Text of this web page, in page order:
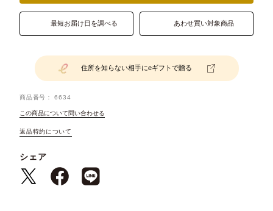
最短お届け日を調べる あわせ買い対象商品
住所を知らない相手にeギフトで贈る
商品番号 6634
この商品について問い合わせる
返品特約について
シェア